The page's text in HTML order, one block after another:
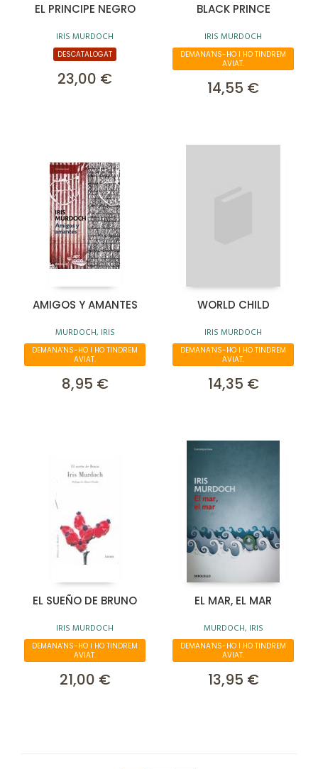
EL PRINCIPE NEGRO
IRIS MURDOCH
DESCATALOGAT
23,00 €
BLACK PRINCE
IRIS MURDOCH
DEMANA'NS-HO I HO TINDREM
AVIAT.
14,55 €
AMIGOS Y AMANTES
MURDOCH, IRIS
DEMANA'NS-HO I HO TINDREM
AVIAT.
8,95 €
WORLD CHILD
IRIS MURDOCH
DEMANA'NS-HO I HO TINDREM
AVIAT.
14,35 €
EL SUEÑO DE BRUNO
IRIS MURDOCH
DEMANA'NS-HO I HO TINDREM
AVIAT.
21,00 €
EL MAR, EL MAR
MURDOCH, IRIS
DEMANA'NS-HO I HO TINDREM
AVIAT.
13,95 €